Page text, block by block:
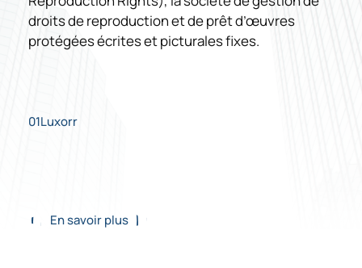
droits de reproduction et de prêt d’œuvres
protégées écrites et picturales fixes.
01Luxorr
En savoir plus